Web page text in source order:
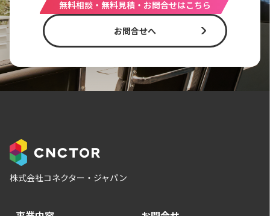
無料相談・無料見積・お問合せはこちら
お問合せへ
株式会社コネクター・ジャパン